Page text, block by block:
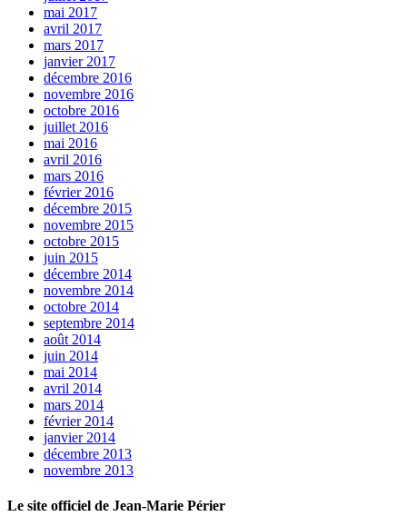
mai 2017
avril 2017
mars 2017
janvier 2017
décembre 2016
novembre 2016
octobre 2016
juillet 2016
mai 2016
avril 2016
mars 2016
février 2016
décembre 2015
novembre 2015
octobre 2015
juin 2015
décembre 2014
novembre 2014
octobre 2014
septembre 2014
août 2014
juin 2014
mai 2014
avril 2014
mars 2014
février 2014
janvier 2014
décembre 2013
novembre 2013
Le site officiel de Jean-Marie Périer